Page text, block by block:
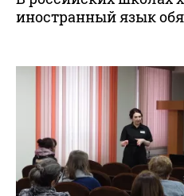
иностранный язык